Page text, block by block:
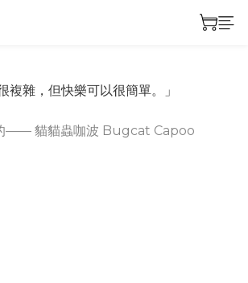
複雜，但快樂可以很簡單。」
—— 貓貓蟲咖波 Bugcat Capoo